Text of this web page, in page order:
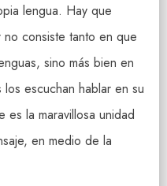
lengua. Hay que
consiste tanto en que
sino más bien en
escuchan hablar en su
es la maravillosa unidad
en medio de la